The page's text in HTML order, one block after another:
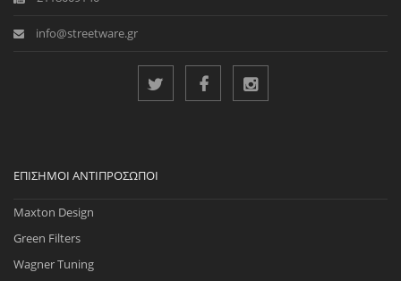
info@streetware.gr
ΕΠΊΣΗΜΟΙ ΑΝΤΙΠΡΌΣΩΠΟΙ
Maxton Design
Green Filters
Wagner Tuning